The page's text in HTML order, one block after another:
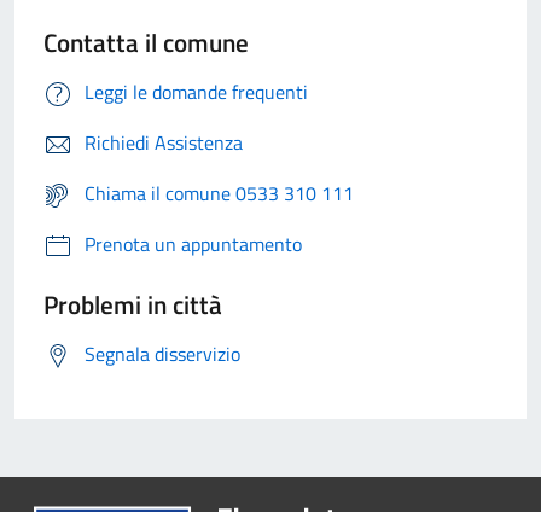
Contatta il comune
Leggi le domande frequenti
Richiedi Assistenza
Chiama il comune 0533 310 111
Prenota un appuntamento
Problemi in città
Segnala disservizio